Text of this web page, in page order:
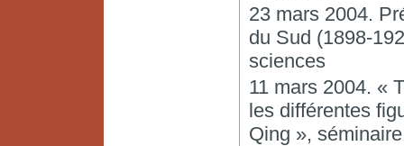
23 mars 2004.
du Sud (1898-
sciences
11 mars 2004. «
les différentes
Qing »,